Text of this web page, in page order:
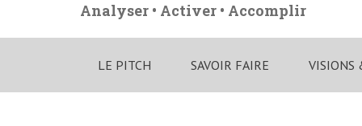
Analyser • Activer • Accomplir
LE PITCH SAVOIR FAIRE VISIONS